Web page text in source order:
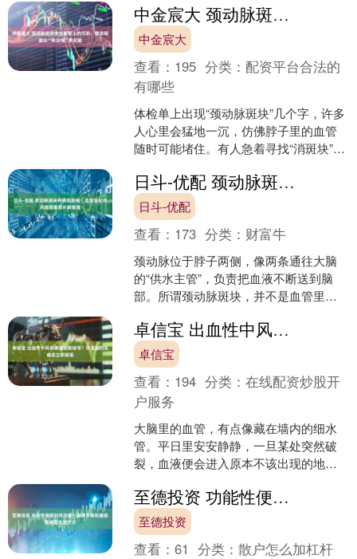
湖滨院区急诊....
中金宸大 颈动脉斑块像血管壁上的沉积，稳定程度比“有没有”更关键
中金宸大
查看： 195 分类：配资平台合法的
有哪些
体检单上出现“颈动脉斑块”几个字，许多
人心里会猛地一沉，仿佛脖子里的血管
随时可能堵住。有人急着寻找“消斑块”的
会。实际上，判断....
日斗-优配 颈动脉斑块有哪些影响？血管变化和风险因素需长期管理
日斗-优配
查看： 173 分类： 财富牛
颈动脉位于脖子两侧，像两条通往大脑
的“供水主管”，负责把血液不断送到脑
部。所谓颈动脉斑块，并不是血管里突
织和钙质等成分在血管壁....卓信宝 出血性中风有哪些危险信号？突发剧烈头痛应立即就医
卓信宝
查看： 194 分类：在线配资炒股开
户服务
大脑里的血管，有点像藏在墙内的细水
管。平日里安安静静，一旦某处突然破
裂，血液便会进入原本不该出现的地
蒙”，里面却可能已经乱.... 至德投资 功能性便秘如何改善？排便不畅和腹胀需调整生活方式
至德投资
查看：61 分类：散户怎么加杠杆